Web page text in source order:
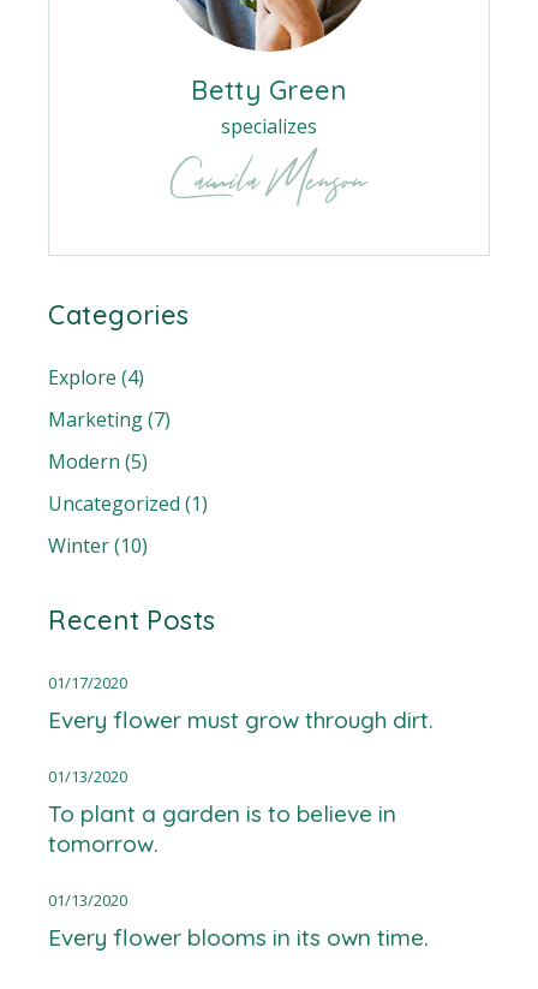
Betty Green
specializes
Categories
Explore (4)
Marketing(7)
Modern (5)
Uncategorized (1)
Winter(10)
Recent Posts
Every flower must grow through dirt.
01/17/2020
To plant a garden is to believe in
tomorrow.
01/13/2020
Every flower blooms in its own time.
01/13/2020